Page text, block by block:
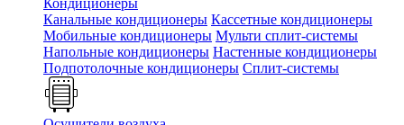
Кондиционеры
Канальные кондиционеры Кассетные кондиционеры
Мобильные кондиционеры Мульти сплит-системы
Напольные кондиционеры Настенные кондиционеры
Подпотолочные кондиционеры Сплит-системы